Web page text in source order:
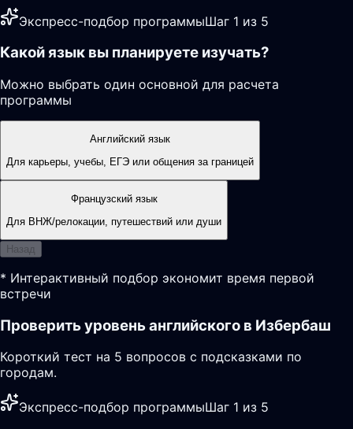
Экспресс-подбор программыШаг 1 из 5
Какой язык вы планируете изучать?
Можно выбрать один основной для расчета
программы
Английский язык
Для карьеры, учебы, ЕГЭ или общения за границей
Французский язык
Для ВНЖ/релокации, путешествий или души
Назад
* Интерактивный подбор экономит время первой
встречи
Проверить уровень английского в Избербаш
Короткий тест на 5 вопросов с подсказками по
городам.
Экспресс-подбор программыШаг 1 из 5